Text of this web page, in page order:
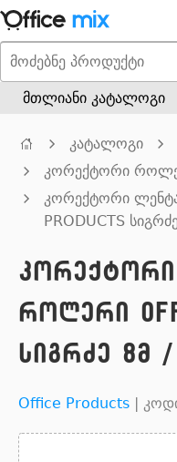
მთლიანი კატალოგი
კატალოგი
კორექტორი
კორექტორი
PRODUCTS
როლერი
სიგრძე 8მ /
Office Products |